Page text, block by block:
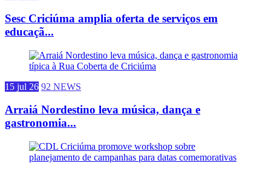
Sesc Criciúma amplia oferta de serviços em
educaçã...
15 jul 26 92 NEWS
Arraiá Nordestino leva música, dança e
gastronomia...